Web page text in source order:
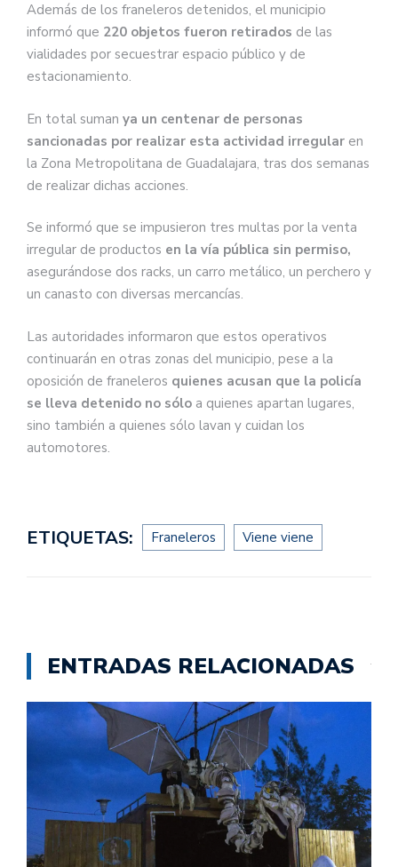
Además de los franeleros detenidos, el municipio
informó que 220 objetos fueron retirados de las
vialidades por secuestrar espacio público y de
estacionamiento.
En total suman ya un centenar de personas
sancionadas por realizar esta actividad irregular en
la Zona Metropolitana de Guadalajara, tras dos semanas
de realizar dichas acciones.
Se informó que se impusieron tres multas por la venta
irregular de productos en la vía pública sin permiso,
asegurándose dos racks, un carro metálico, un perchero y
un canasto con diversas mercancías.
Las autoridades informaron que estos operativos
continuarán en otras zonas del municipio, pese a la
oposición de franeleros quienes acusan que la policía
se lleva detenido no sólo a quienes apartan lugares,
sino también a quienes sólo lavan y cuidan los
automotores.
ETIQUETAS: Franeleros Viene viene
ENTRADAS RELACIONADAS